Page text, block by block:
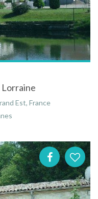
Lorraine
Est, France